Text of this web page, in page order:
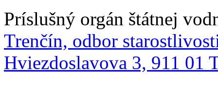
Príslušný orgán štátnej
Trenčín, odbor
Hviezdoslavova 3, 911 01